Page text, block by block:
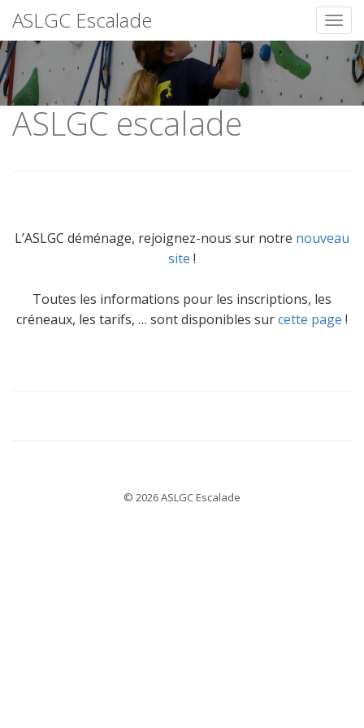
Skip
to
content
ASLGC Escalade
ASLGC escalade
L’ASLGC déménage, rejoignez-nous sur notre nouveau
site !
Toutes les informations pour les inscriptions, les
créneaux, les tarifs, … sont disponibles surcette page !
© 2026 ASLGC Escalade